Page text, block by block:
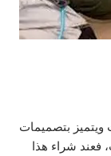
ويتميز بتصميمات
فعند شراء هذا